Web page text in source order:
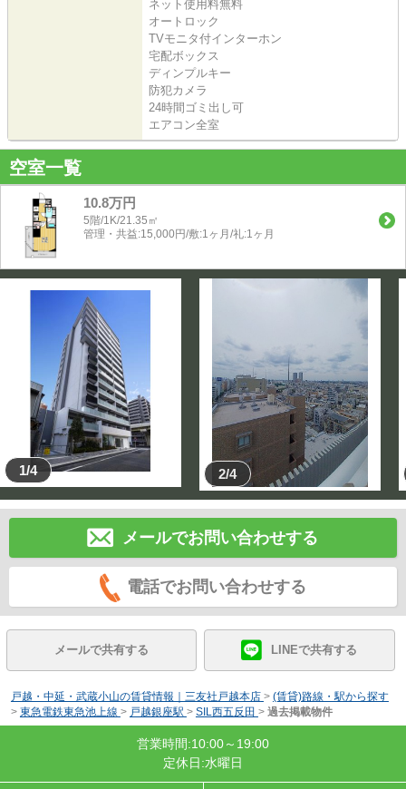
ネット使用料無料
オートロック
TVモニタ付インターホン
宅配ボックス
ディンプルキー
防犯カメラ
24時間ゴミ出し可
エアコン全室
空室一覧
10.8万円
5階/1K/21.35㎡
管理・共益:15,000円/敷:1ヶ月/礼:1ヶ月
1/4 2/4
メールでお問い合わせする
電話でお問い合わせする
メールで共有する LINEで共有する
戸越・中延・武蔵小山の賃貸情報｜三友社戸越本店 > (賃貸)路線・駅から探す
> 東急電鉄東急池上線 > 戸越銀座駅 > SIL西五反田 > 過去掲載物件
営業時間:10:00～19:00
定休日:水曜日